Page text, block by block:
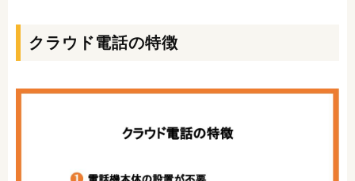
クラウド電話の特徴